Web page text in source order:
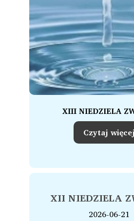
XIII NIEDZIELA
Czytaj więcej
XII NIEDZIELA
2026-06-21